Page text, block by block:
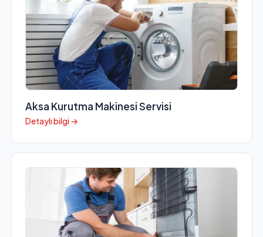
Aksa Kurutma Makinesi Servisi
Detaylı bilgi →